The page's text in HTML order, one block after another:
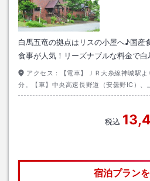
白馬五竜の拠点はリスの小屋へ♪国産
食事が人気！リーズナブルな料金で
アクセス：
【電車】ＪＲ大糸線神城駅
分。【車】中央高速長野道（安曇野IC）、
（糸魚川IC）より約60分。【送迎】JR神
税込
宿泊プラン